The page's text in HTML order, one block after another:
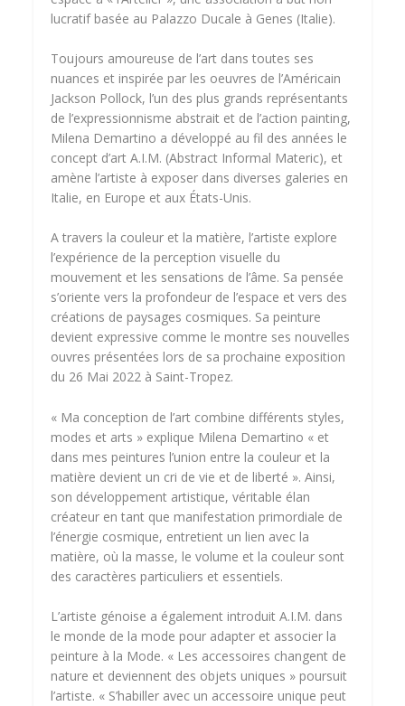
lucratif basée au Palazzo Ducale à Genes (Italie).
Toujours amoureuse de l’art dans toutes ses
nuances et inspirée par les oeuvres de l’Américain
Jackson Pollock, l’un des plus grands représentants
de l’expressionnisme abstrait et de l’action painting,
Milena Demartino a développé au fil des années le
concept d’art A.I.M. (Abstract Informal Materic), et
amène l’artiste à exposer dans diverses galeries en
Italie, en Europe et aux États-Unis.
A travers la couleur et la matière, l’artiste explore
l’expérience de la perception visuelle du
mouvement et les sensations de l’âme. Sa pensée
s’oriente vers la profondeur de l’espace et vers des
créations de paysages cosmiques. Sa peinture
devient expressive comme le montre ses nouvelles
ouvres présentées lors de sa prochaine exposition
du 26 Mai 2022 à Saint-Tropez.
« Ma conception de l’art combine différents styles,
modes et arts » explique Milena Demartino « et
dans mes peintures l’union entre la couleur et la
matière devient un cri de vie et de liberté ». Ainsi,
son développement artistique, véritable élan
créateur en tant que manifestation primordiale de
l’énergie cosmique, entretient un lien avec la
matière, où la masse, le volume et la couleur sont
des caractères particuliers et essentiels.
L’artiste génoise a également introduit A.I.M. dans
le monde de la mode pour adapter et associer la
peinture à la Mode. « Les accessoires changent de
nature et deviennent des objets uniques » poursuit
l’artiste. « S’habiller avec un accessoire unique peut